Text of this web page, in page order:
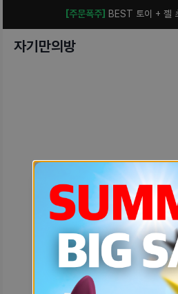
[주문폭주] BEST 토이 + 젤
자기만의방
예상치 못한